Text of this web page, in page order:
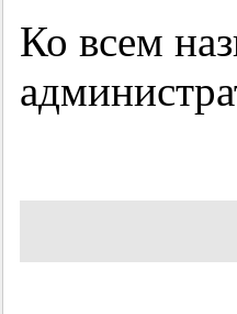
Ко всем